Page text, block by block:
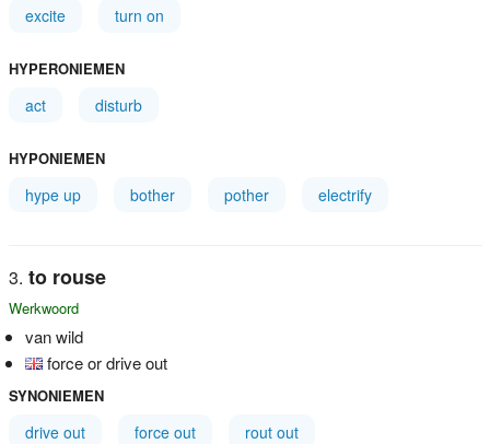
excite turn on
HYPERONIEMEN
act disturb
HYPONIEMEN
hype up bother pother electrify
to rouse
Werkwoord
van wild
force or drive out
SYNONIEMEN
drive out force out rout out